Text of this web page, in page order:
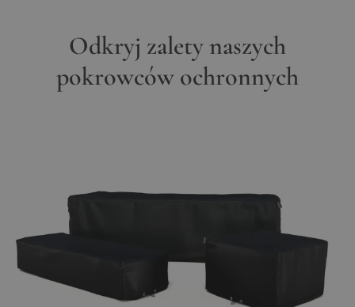
Odkryj zalety naszych
pokrowców ochronnych